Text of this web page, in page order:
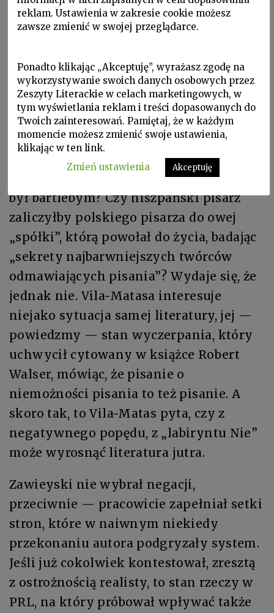
Zawieyskiego — nie przypadkiem
wystawiona w Teatrze Dramatycznym
większego echa. Najpewniej dlatego, że
Zawieyski — pisarz nie dorastał do
pułapu Zawieyskiego — moralisty.
„Wszyscy znamy bartlebych — pisze
Vila‑Matas — to istoty przepełnione
głęboką negacją świata”. Czy Zawieyski
był bartlebym? Czy hiszpański pisarz
zaliczyłby polskiego pisarza do owej
„spółki”, którą powołał do życia, badając
„sekrety najbarwniejszych twórców
odmawiających pisania”? Wydaje się, że
jednak nie. Vila‑Matasa interesuje
niejako sytuacja samej literatury, jej —
powiedzmy — stan wyczerpania, który
uchwycił cytowany w książce Robert
Walser, mówiąc, że pisanie o
niemożności pisania to też pisanie. A
skoro tak, to Vila‑Matas pyta, czy z
negatywnego popędu, z „labiryntu Nie”
może wyrosnąć literatura jutra.
Zawieyski nie wybrał negacji,
przeciwnie — pracowicie zapełniał setki
stron, które w naiwnym niekiedy
przekonaniu autora podgryzały system.
Jeśli już cokolwiek kontestował, zresztą
z ostrożnością realisty, to stan rzeczy w
PRL, na który próbował wpływać także
reklam. Ustawienia w zakresie cookie możesz
zawsze zmienić w swojej przeglądarce.
Ponadto klikając „Akceptuję”, wyrażasz zgodę na
wykorzystywanie swoich danych osobowych przez
Zeszyty Literackie w celach marketingowych, w
tym wyświetlania reklam i treści dopasowanych do
Twoich zainteresowań. Pamiętaj, że w każdym
momencie możesz zmienić swoje ustawienia,
klikając w ten link.
Zmień ustawienia
Akceptuję